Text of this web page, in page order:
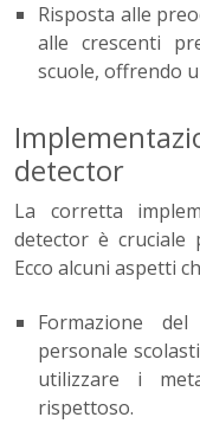
Risposta alle
alle crescenti
scuole, offrendo
detector
La corretta
detector è cruciale
Ecco alcuni aspetti
Formazione
personale
utilizzare i
rispettoso.